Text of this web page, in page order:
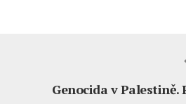
Genocida v Palestině.